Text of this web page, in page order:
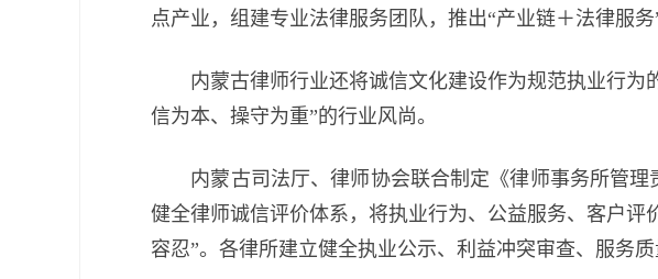
点产业，组建专业法律服务团队，推出“产业链＋法律服务
内蒙古律师行业还将诚信文化建设作为规范执业行为
信为本、操守为重”的行业风尚。
内蒙古司法厅、律师协会联合制定《律师事务所管理
健全律师诚信评价体系，将执业行为、公益服务、客户
容忍”。各律所建立健全执业公示、利益冲突审查、服务